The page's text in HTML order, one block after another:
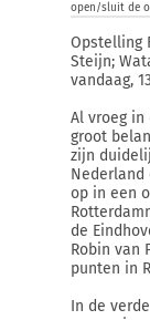
open/sluit de
Opstelling
Steijn;
vandaag,
Al vroeg
groot
zijn
Nederland
op in een
de
Robin van
punten in
In de